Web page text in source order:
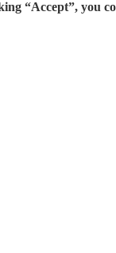
“Accept”, you